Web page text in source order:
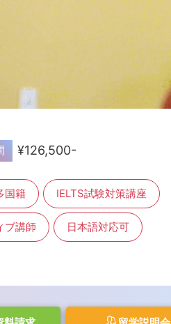
¥126,500-
国籍 IELTS試験対策講座
ブ講師 日本語対応可